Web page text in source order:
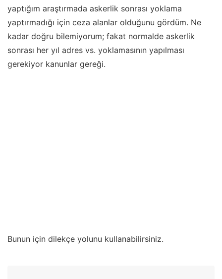
yaptığım araştırmada askerlik sonrası yoklama
yaptırmadığı için ceza alanlar olduğunu gördüm. Ne
kadar doğru bilemiyorum; fakat normalde askerlik
sonrası her yıl adres vs. yoklamasının yapılması
gerekiyor kanunlar gereği.
Bunun için dilekçe yolunu kullanabilirsiniz.